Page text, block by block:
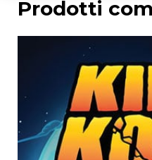
Prodotti